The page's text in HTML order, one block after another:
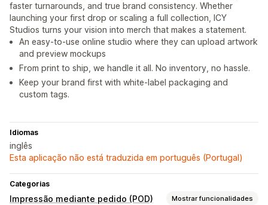
faster turnarounds, and true brand consistency. Whether
launching your first drop or scaling a full collection, ICY
Studios turns your vision into merch that makes a statement.
An easy-to-use online studio where they can upload artwork
and preview mockups
From print to ship, we handle it all. No inventory, no hassle.
Keep your brand first with white-label packaging and
custom tags.
Idiomas
inglês
Esta aplicação não está traduzida em português (Portugal)
Categorias
Impressão mediante pedido (POD) Mostrar funcionalidades